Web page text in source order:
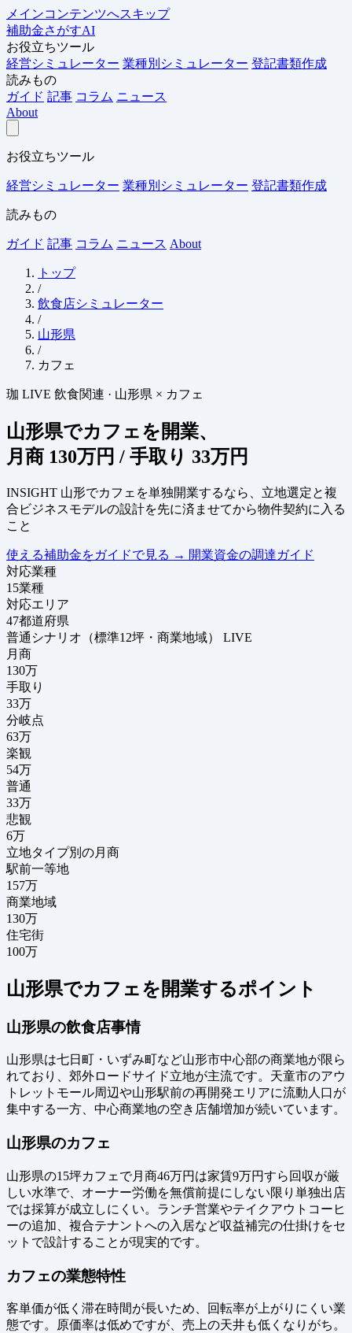
メインコンテンツへスキップ
補助金さがすAI
お役立ちツール
経営シミュレーター 業種別シミュレーター 登記書類作成
読みもの
ガイド 記事 コラム ニュース
About
お役立ちツール
経営シミュレーター 業種別シミュレーター 登記書類作成
読みもの
ガイド 記事 コラム ニュース About
トップ
/
飲食店シミュレーター
/
山形県
/
カフェ
珈 LIVE 飲食関連 · 山形県 × カフェ
山形県でカフェを開業、
月商 130万円 / 手取り 33万円
INSIGHT 山形でカフェを単独開業するなら、立地選定と複
合ビジネスモデルの設計を先に済ませてから物件契約に入る
こと
使える補助金をガイドで見る → 開業資金の調達ガイド
対応業種
15業種
対応エリア
47都道府県
普通シナリオ（標準12坪・商業地域）
LIVE
月商
130万
手取り
33万
分岐点
63万
楽観
54万
普通
33万
悲観
6万
立地タイプ別の月商
駅前一等地
157万
商業地域
130万
住宅街
100万
山形県でカフェを開業するポイント
山形県の飲食店事情
山形県は七日町・いずみ町など山形市中心部の商業地が限ら
れており、郊外ロードサイド立地が主流です。天童市のアウ
トレットモール周辺や山形駅前の再開発エリアに流動人口が
集中する一方、中心商業地の空き店舗増加が続いています。
山形県のカフェ
山形県の15坪カフェで月商46万円は家賃9万円すら回収が厳
しい水準で、オーナー労働を無償前提にしない限り単独出店
では採算が成立しにくい。ランチ営業やテイクアウトコーヒ
ーの追加、複合テナントへの入居など収益補完の仕掛けをセ
ットで設計することが現実的です。
カフェの業態特性
客単価が低く滞在時間が長いため、回転率が上がりにくい業
態です。原価率は低めですが、売上の天井も低くなりがち。